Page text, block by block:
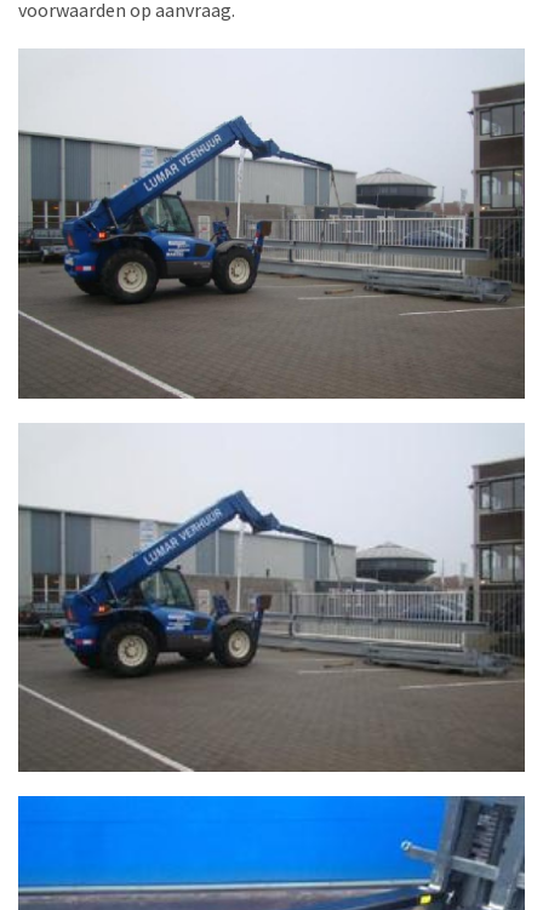
voorwaarden op aanvraag.